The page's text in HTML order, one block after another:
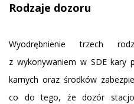
Rodzaje dozoru
Wyodrębnienie trzech
z wykonywaniem w SDE kary
karnych oraz środków
co do tego, że dozór